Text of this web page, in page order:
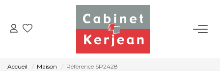
ACHETER
Accueil Maison Référence SP2428